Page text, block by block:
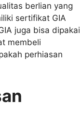
berlian yang
sertifikat GIA
juga bisa dipakai
membeli
perhiasan